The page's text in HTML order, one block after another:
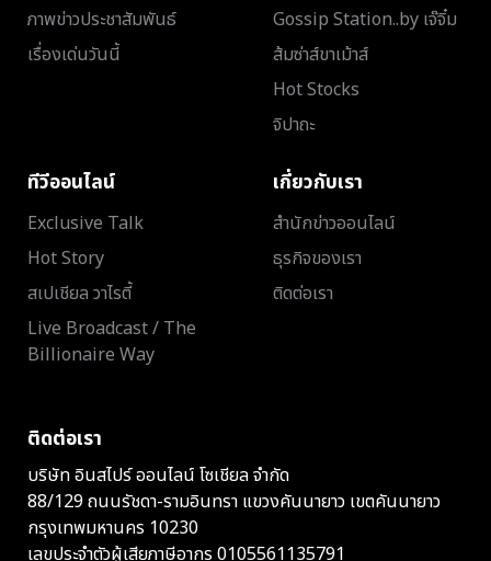
ภาพข่าวประชาสัมพันธ์
เรื่องเด่นวันนี้
Gossip Station..by เจ๊จิ๋ม
ส้มซ่าส์ขาเม้าส์
Hot Stocks
จิปาถะ
ทีวีออนไลน์
Exclusive Talk
Hot Story
สเปเชียล วาไรตี้
Live Broadcast / The
Billionaire Way
เกี่ยวกับเรา
สำนักข่าวออนไลน์
ธุรกิจของเรา
ติดต่อเรา
ติดต่อเรา
บริษัท อินสไปร์ ออนไลน์ โซเชียล จำกัด
88/129 ถนนรัชดา-รามอินทรา แขวงคันนายาว เขตคันนายาว
กรุงเทพมหานคร 10230
เลขประจำตัวผู้เสียภาษีอากร 0105561135791